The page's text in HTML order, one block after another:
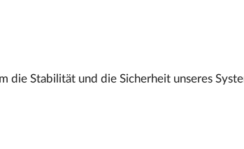
die Stabilität und die Sicherheit unseres